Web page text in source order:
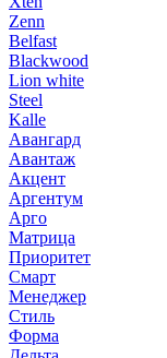
Zenn
Belfast
Blackwood
Lion white
Steel
Kalle
Авангард
Авантаж
Акцент
Аргентум
Арго
Матрица
Приоритет
Смарт
Менеджер
Стиль
Форма